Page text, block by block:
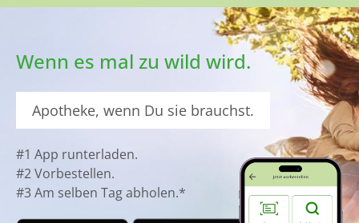
Wenn es mal zu wild wird.
Apotheke, wenn Du sie brauchst.
#1 App runterladen.
#2 Vorbestellen.
#3 Am selben Tag abholen.*